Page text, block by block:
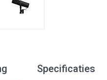
Specificaties